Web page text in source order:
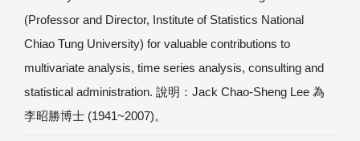
(Professor and Director, Institute of Statistics National
Chiao Tung University) for valuable contributions to
multivariate analysis, time series analysis, consulting and
statistical administration. 說明：Jack Chao-Sheng Lee 為
李昭勝博士 (1941~2007)。